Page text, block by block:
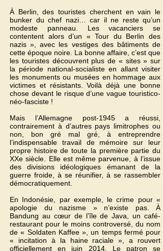
À Berlin, des touristes cherchent en vain le
bunker du chef nazi… car il ne reste qu’un
modeste panneau. Les vacanciers se
contentent alors d’un « Tour du Berlin des
nazis », avec les vestiges des bâtiments de
cette époque noire. La bonne affaire, c’est que
les touristes découvrent plus de « sites » sur
la période national-socialiste en allant visiter
les monuments ou musées en hommage aux
victimes et résistants. Voilà déjà une bonne
chose devant le risque d’une vague touristico-
néo-fasciste !
Mais l’Allemagne post-1945 a réussi,
contrairement à d’autres pays limitrophes ou
non, bon gré mal gré, à entreprendre
l’indispensable travail de mémoire sur leur
propre histoire de toute la première partie du
XXe siècle. Elle est même parvenue, à l’issue
des divisions idéologiques émanant de la
guerre froide, à se réunifier, à se rassembler
démocratiquement.
En Indonésie, par exemple, le crime pour «
apologie du nazisme » n’existe pas. À
Bandung au cœur de l’île de Java, un café-
restaurant pour le moins controversé, du nom
de « Soldaten Kaffee », un temps fermé pour
« incitation à la haine raciale », a rouvert
officiellement en juin 2014. Le patron se